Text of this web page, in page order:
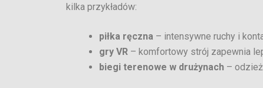
kilka przykładów:
piłka ręczna – intensywne ruchy i
gry VR – komfortowy strój zapewnia
biegi terenowe w drużynach –